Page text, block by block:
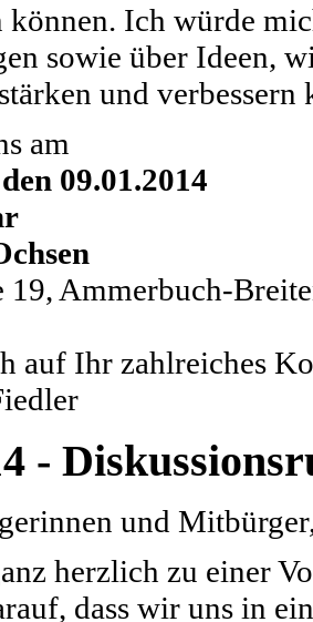
können. Ich würde
sowie über Ideen,
und verbessern
am
09.01.2014
19, Ammerbuch-
auf Ihr zahlreiches
-
und
herzlich zu einer
dass wir uns in